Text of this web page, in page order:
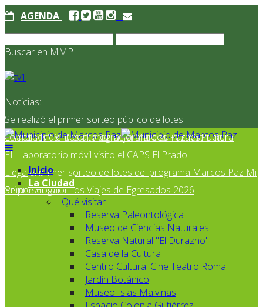
AGENDA
Buscar en MMP
Noticias:
Se realizó el primer sorteo público de lotes
correspondientes al programa Marcos Paz Mi Primer
El Jardín N° 910 continúa mejorando su infraestructura
EL Laboratorio móvil visito el CAPS El Prado
Llega el primer sorteo de lotes del programa Marcos Paz Mi
Primer Hogar
Se presentaron los Viajes de Egresados 2026
Inicio
La Ciudad
Qué visitar
Reserva Paleontológica
Museo de Ciencias Naturales
Reserva Natural "El Durazno"
Casa de la Cultura
Centro Cultural Cine Teatro Roma
Jardín Botánico
Museo Islas Malvinas